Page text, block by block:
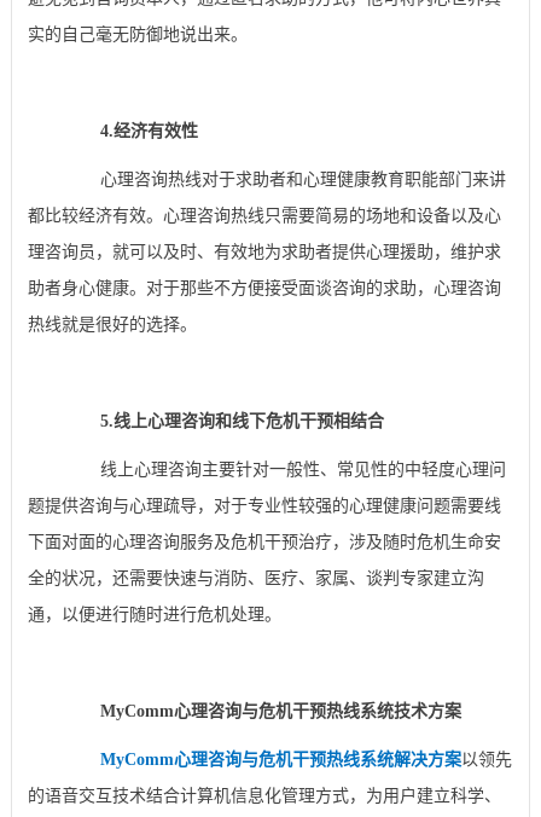
实的自己毫无防御地说出来。
4.经济有效性
心理咨询热线对于求助者和心理健康教育职能部门来讲
都比较经济有效。心理咨询热线只需要简易的场地和设备以及心
理咨询员，就可以及时、有效地为求助者提供心理援助，维护求
助者身心健康。对于那些不方便接受面谈咨询的求助，心理咨询
热线就是很好的选择。
5.线上心理咨询和线下危机干预相结合
线上心理咨询主要针对一般性、常见性的中轻度心理问
题提供咨询与心理疏导，对于专业性较强的心理健康问题需要线
下面对面的心理咨询服务及危机干预治疗，涉及随时危机生命安
全的状况，还需要快速与消防、医疗、家属、谈判专家建立沟
通，以便进行随时进行危机处理。
MyComm心理咨询与危机干预热线系统技术方案
MyComm心理咨询与危机干预热线系统解决方案以领先
的语音交互技术结合计算机信息化管理方式，为用户建立科学、